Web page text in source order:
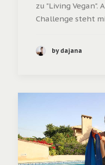
zu "Living Vegan".
Challenge steht
by dajana